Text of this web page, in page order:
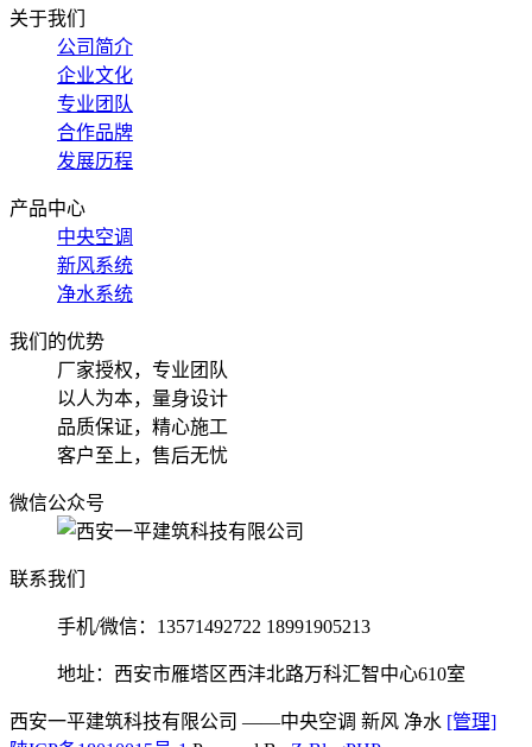
关于我们
公司简介
企业文化
专业团队
合作品牌
发展历程
产品中心
中央空调
新风系统
净水系统
我们的优势
厂家授权，专业团队
以人为本，量身设计
品质保证，精心施工
客户至上，售后无忧
微信公众号
联系我们
手机/微信：13571492722 18991905213
地址：西安市雁塔区西沣北路万科汇智中心610室
西安一平建筑科技有限公司 ——中央空调 新风 净水 [管理]